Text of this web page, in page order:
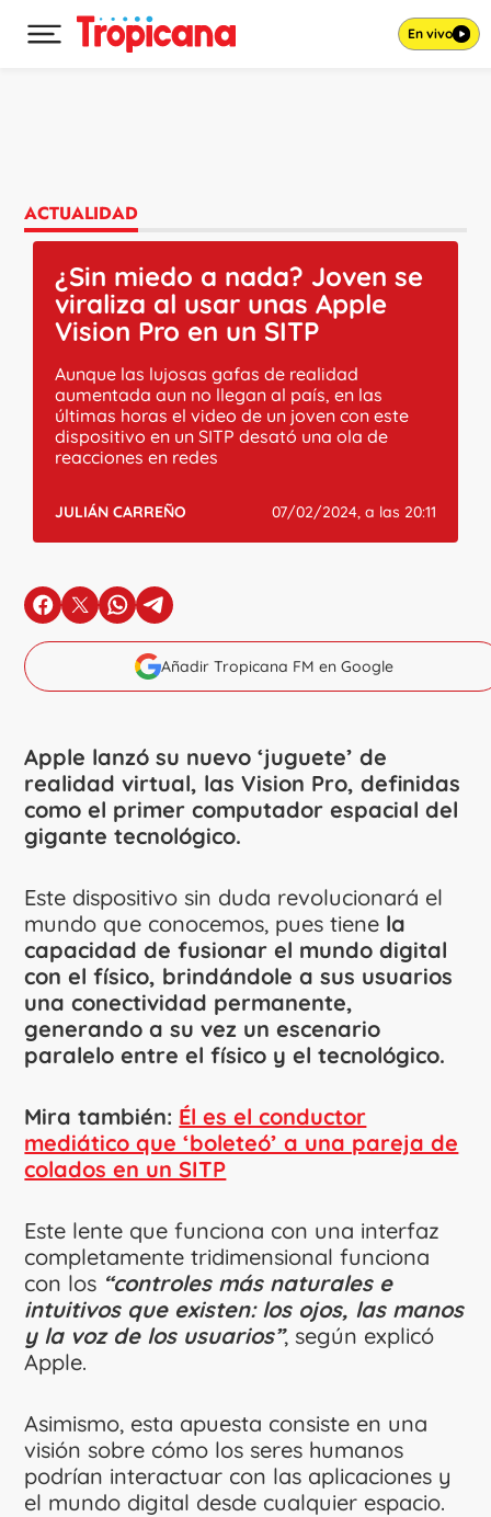
Desplegar menú principal En vivo
ACTUALIDAD
¿Sin miedo a nada? Joven se
viraliza al usar unas Apple
Vision Pro en un SITP
Aunque las lujosas gafas de realidad
aumentada aun no llegan al país, en las
últimas horas el video de un joven con este
dispositivo en un SITP desató una ola de
reacciones en redes
JULIÁN CARREÑO 07/02/2024, a las 20:11
en Facebook
en Xen Whatsapp
en Telegram
Añadir Tropicana FM en Google
Apple lanzó su nuevo ‘juguete’ de
realidad virtual, las Vision Pro, definidas
como el primer computador espacial del
gigante tecnológico.
Este dispositivo sin duda revolucionará el
mundo que conocemos, pues tiene la
capacidad de fusionar el mundo digital
con el físico, brindándole a sus usuarios
una conectividad permanente,
generando a su vez un escenario
paralelo entre el físico y el tecnológico.
Mira también: Él es el conductor
mediático que ‘boleteó’ a una pareja de
colados en un SITP
Este lente que funciona con una interfaz
completamente tridimensional funciona
con los “controles más naturales e
intuitivos que existen: los ojos, las manos
y la voz de los usuarios”, según explicó
Apple.
Asimismo, esta apuesta consiste en una
visión sobre cómo los seres humanos
podrían interactuar con las aplicaciones y
el mundo digital desde cualquier espacio.